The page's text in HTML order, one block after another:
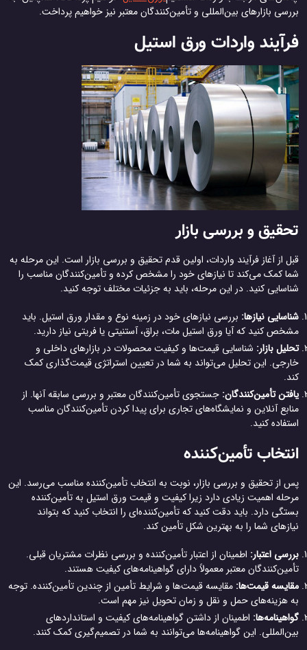
بررسی بازارهای بین‌المللی و تأمین‌کنندگان معتبر نیز خواهیم پرداخت.
فرآیند واردات ورق استیل
تحقیق و بررسی بازار
قبل از آغاز فرآیند واردات، اولین قدم تحقیق و بررسی بازار است. این مرحله به
شما کمک می‌کند تا نیازهای خود را مشخص کرده و تأمین‌کنندگان مناسب را
شناسایی کنید. در این مرحله، باید به جزئیات مختلف توجه کنید.
شناسایی نیازها: بررسی نیازهای خود در زمینه نوع و مقدار ورق استیل. باید
مشخص کنید که آیا ورق استیل مات، براق، آستنیتی یا فریتی نیاز دارید.
تحلیل بازار: شناسایی قیمت‌ها و کیفیت محصولات در بازارهای داخلی و
خارجی. این تحلیل می‌تواند به شما در تعیین استراتژی قیمت‌گذاری کمک
کند.
یافتن تأمین‌کنندگان: جستجوی تأمین‌کنندگان معتبر و بررسی سابقه آنها. از
منابع آنلاین و نمایشگاه‌های تجاری برای پیدا کردن تأمین‌کنندگان مناسب
استفاده کنید.
انتخاب تأمین‌کننده
پس از تحقیق و بررسی بازار، نوبت به انتخاب تأمین‌کننده مناسب می‌رسد. این
مرحله اهمیت زیادی دارد زیرا کیفیت و قیمت ورق استیل به تأمین‌کننده
بستگی دارد. باید دقت کنید که تأمین‌کننده‌ای را انتخاب کنید که بتواند
نیازهای شما را به بهترین شکل تأمین کند.
بررسی اعتبار: اطمینان از اعتبار تأمین‌کننده و بررسی نظرات مشتریان قبلی.
تأمین‌کنندگان معتبر معمولاً دارای گواهینامه‌های کیفیت هستند.
مقایسه قیمت‌ها: مقایسه قیمت‌ها و شرایط تأمین از چندین تأمین‌کننده. توجه
به هزینه‌های حمل و نقل و زمان تحویل نیز مهم است.
گواهینامه‌ها: اطمینان از داشتن گواهینامه‌های کیفیت و استانداردهای
بین‌المللی. این گواهینامه‌ها می‌توانند به شما در تصمیم‌گیری کمک کنند.